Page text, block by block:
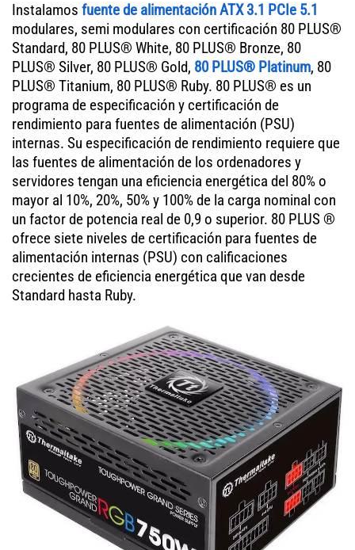
Instalamos fuente de alimentación ATX 3.1 PCIe 5.1
modulares, semi modulares con certificación 80 PLUS®
Standard, 80 PLUS® White, 80 PLUS® Bronze, 80
PLUS® Silver, 80 PLUS® Gold, 80 PLUS® Platinum, 80
PLUS® Titanium, 80 PLUS® Ruby. 80 PLUS® es un
programa de especificación y certificación de
rendimiento para fuentes de alimentación (PSU)
internas. Su especificación de rendimiento requiere que
las fuentes de alimentación de los ordenadores y
servidores tengan una eficiencia energética del 80% o
mayor al 10%, 20%, 50% y 100% de la carga nominal con
un factor de potencia real de 0,9 o superior. 80 PLUS ®
ofrece siete niveles de certificación para fuentes de
alimentación internas (PSU) con calificaciones
crecientes de eficiencia energética que van desde
Standard hasta Ruby.